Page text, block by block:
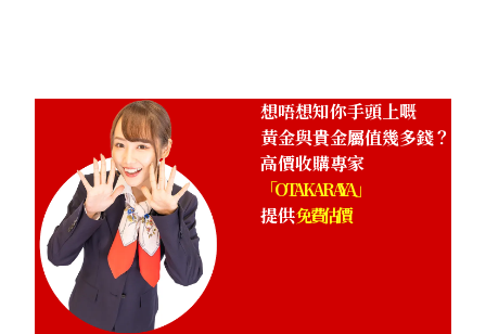
想唔想知你手頭上嘅
黃金與貴金屬值幾多錢？
高價收購專家
「OTAKARAYA」
提供免費估價